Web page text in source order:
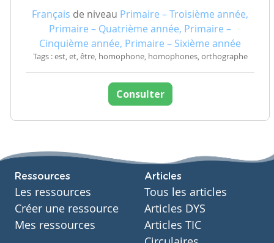
Français de niveau Primaire – Troisième année,
Primaire – Quatrième année, Primaire –
Cinquième année, Primaire – Sixième année
Tags : est, et, être, homophone, homophones, orthographe
Consulter
Ressources
Les ressources
Créer une ressource
Mes ressources
Articles
Tous les articles
Articles DYS
Articles TIC